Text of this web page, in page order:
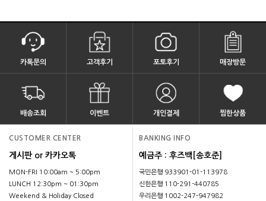
카톡문의 고객후기 포토후기 매장방문
배송조회 이벤트 개인결제 찜한상품
CUSTOMER CENTER
게시판 or 카카오톡
MON-FRI 10:00am ~ 5:00pm
LUNCH 12:30pm ~ 01:30pm
Weekend & Holiday Closed
BANKING INFO
예금주 : 후즈백[송호준]
국민은행 933901-01-113978
신한은행 110-291-440785
우리은행 1002-247-947982